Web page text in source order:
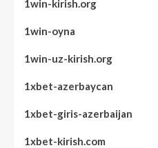
1win-kirish.org
1win-oyna
1win-uz-kirish.org
1xbet-azerbaycan
1xbet-giris-azerbaijan
1xbet-kirish.com